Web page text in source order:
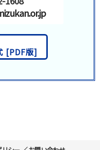
[PDF版]